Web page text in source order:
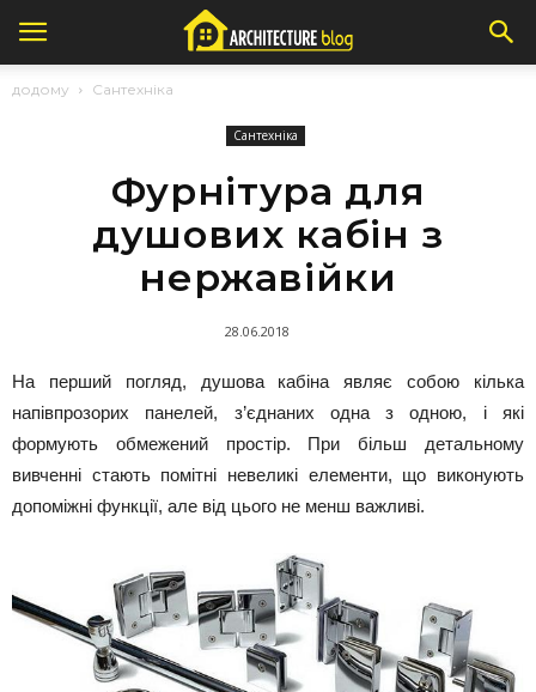
додому Сантехніка
Сантехніка
Фурнітура для
душових кабін з
нержавійки
28.06.2018
На перший погляд, душова кабіна являє собою кілька
напівпрозорих панелей, з’єднаних одна з одною, і які
формують обмежений простір. При більш детальному
вивченні стають помітні невеликі елементи, що виконують
допоміжні функції, але від цього не менш важливі.